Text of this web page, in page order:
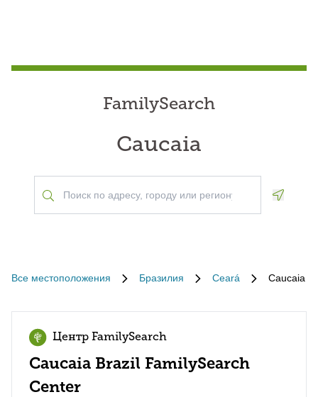
FamilySearch
Caucaia
Все местоположения Бразилия Ceará Caucaia
Центр FamilySearch
Caucaia Brazil FamilySearch
Center